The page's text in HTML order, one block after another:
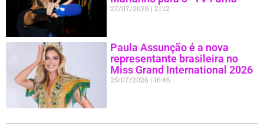
27/07/2026 21:12
Paula Assunção é a nova
representante brasileira no
Miss Grand International 2026
25/07/2026 16:46